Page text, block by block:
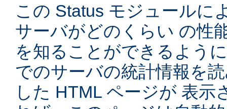
この Status モジュールに
サーバがどのくらい の性
を知ることができるよう
でのサーバの統計情報を
した HTML ページが 表示